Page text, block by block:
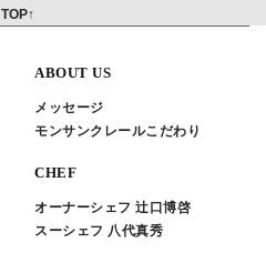
TOP↑
ABOUT US
メッセージ
モンサンクレールこだわり
CHEF
オーナーシェフ 辻口博啓
スーシェフ 八代真秀